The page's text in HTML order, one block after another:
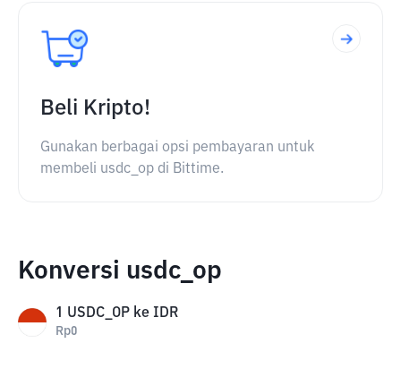
Beli Kripto!
Gunakan berbagai opsi pembayaran untuk
membeli usdc_op di Bittime.
Konversi usdc_op
1 USDC_OP ke IDR
Rp0